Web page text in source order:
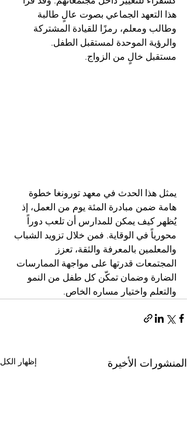
هذا التعهد الجماعي بصوت عالٍ طالبة
وطالب ومعلم، رمزًا للقيادة المشتركة
والرؤية الموحدة لمستقبل الطفل.
مستقبل خالٍ من الزواج.
يمثل هذا الحدث في معهد تورونغا خطوة
هامة ضمن مبادرة المئة يوم من العمل، إذ
يُظهر كيف يمكن للمدارس أن تلعب دوراً
محورياً في الوقاية. فمن خلال تزويد الشباب
والمعلمين بالمعرفة والثقة، تعزز
المجتمعات قدرتها على مواجهة الممارسات
الضارة وضمان تمكّن كل طفل من النمو
والتعلم واختيار مساره الخاص.
المنشورات الأخيرة إظهار الكل